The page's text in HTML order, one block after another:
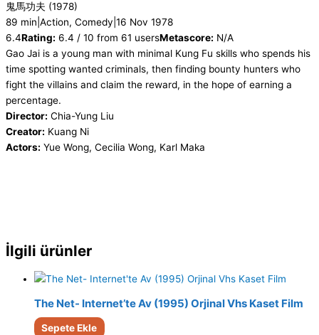
鬼馬功夫 (1978)
89 min Action, Comedy 16 Nov 1978
6.4Rating: 6.4 / 10 from 61 usersMetascore: N/A
Gao Jai is a young man with minimal Kung Fu skills who spends his
time spotting wanted criminals, then finding bounty hunters who
fight the villains and claim the reward, in the hope of earning a
percentage.
Director: Chia-Yung Liu
Creator: Kuang Ni
Actors: Yue Wong, Cecilia Wong, Karl Maka
İlgili ürünler
The Net- Internet’te Av (1995) Orjinal Vhs Kaset Film
Sepete Ekle